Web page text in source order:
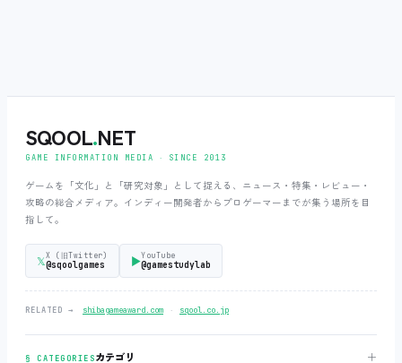
SQOOL.NET
GAME INFORMATION MEDIA ‧ SINCE 2013
ゲームを「文化」と「研究対象」として捉える、ニュース・特集・レビュー・
攻略の総合メディア。インディー開発者からプロゲーマーまでが集う場所を目
指して。
𝕏X (旧Twitter)
@sqoolgames ▶YouTube
@gamestudylab
RELATED → shibagameaward.com ‧ sqool.co.jp
§ CATEGORIESカテゴリ ＋